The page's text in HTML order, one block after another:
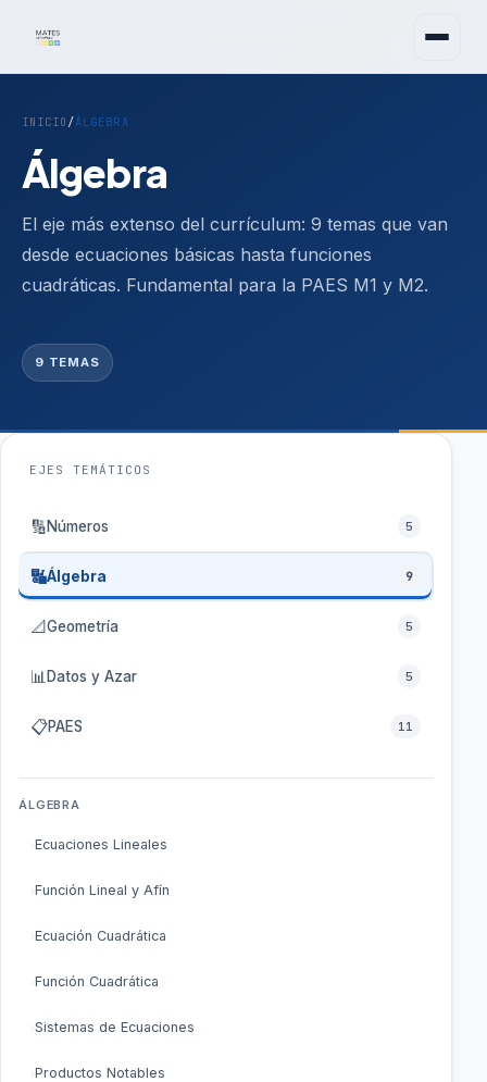
INICIO /ÁLGEBRA
Álgebra
El eje más extenso del currículum: 9 temas que van
desde ecuaciones básicas hasta funciones
cuadráticas. Fundamental para la PAES M1 y M2.
9 TEMAS
EJES TEMÁTICOS
🔢Números 5
🔣Álgebra 9
📐Geometría 5
📊 Datos y Azar 5
📋PAES 11
ÁLGEBRA
Ecuaciones Lineales
Función Lineal y Afín
Ecuación Cuadrática
Función Cuadrática
Sistemas de Ecuaciones
Productos Notables